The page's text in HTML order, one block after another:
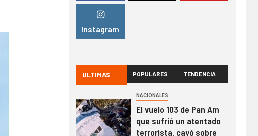
Instagram
ULTIMAS POPULARES TENDENCIA
NACIONALES
El vuelo 103 de Pan Am
que sufrió un atentado
terrorista, cayó sobre